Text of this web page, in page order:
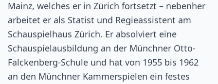
Mainz, welches er in Zürich fortsetzt – nebenher
arbeitet er als Statist und Regieassistent am
Schauspielhaus Zürich. Er absolviert eine
Schauspielausbildung an der Münchner Otto-
Falckenberg-Schule und hat von 1955 bis 1962
an den Münchner Kammerspielen ein festes